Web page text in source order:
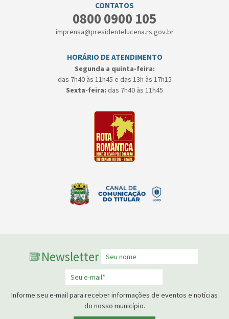
CONTATOS
0800 0900 105
imprensa@presidentelucena.rs.gov.br
HORÁRIO DE ATENDIMENTO
Segunda a quinta-feira:
das 7h40 às 11h45 e das 13h às 17h15
Sexta-feira: das 7h40 às 11h45
Newsletter
Informe seu e-mail para receber informações de eventos e notícias
do nosso município.